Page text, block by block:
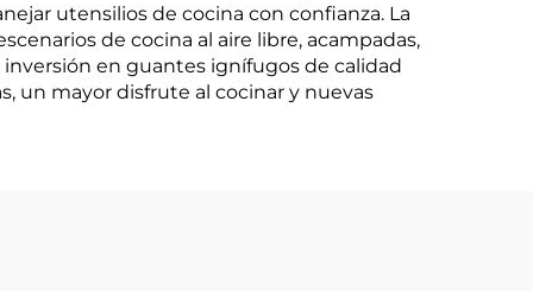
utensilios de cocina con confianza. La
de cocina al aire libre, acampadas,
en guantes ignífugos de calidad
un mayor disfrute al cocinar y nuevas